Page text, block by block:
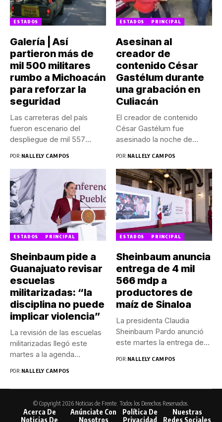
ESTADOS
Galería | Así
partieron más de
mil 500 militares
rumbo a Michoacán
para reforzar la
seguridad
Las carreteras del país
fueron escenario del
despliegue de mil 557
POR:NALLELY CAMPOS
ESTADOS PRINCIPAL
Asesinan al
creador de
contenido César
Gastélum durante
una grabación en
Culiacán
El creador de contenido
César Gastélum fue
asesinado la noche de
POR:NALLELY CAMPOS
ESTADOS PRINCIPAL
Sheinbaum pide a
Guanajuato revisar
escuelas
militarizadas: “la
disciplina no puede
implicar violencia”
La revisión de las escuelas
militarizadas llegó este
martes a la agenda...
POR:NALLELY CAMPOS
ESTADOS PRINCIPAL
Sheinbaum anuncia
entrega de 4 mil
566 mdp a
productores de
maíz de Sinaloa
La presidenta Claudia
Sheinbaum Pardo anunció
este martes la entrega de
POR:NALLELY CAMPOS
© Copyright 2026 Noticias de Frente. Todos los Derechos Reservados.
Acerca De
Noticias De
Anúnciate Con
Nosotros
Política De
Privacidad
Nuestras
Redes Sociales